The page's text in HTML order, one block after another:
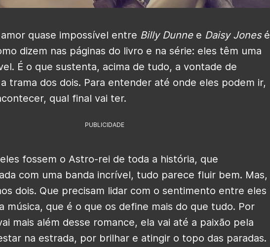
quase impossível entre Billy Dunnee Daisy Jonesé
dizem nas páginas do livro e na série: eles têm uma
É o que sustenta, acima de tudo, a vontade de
trama dos dois. Para entender até onde eles podem ir,
qual final vai ter.
PUBLICIDADE
fossem o Astro-rei de toda a história, que
com uma banda incrível, tudo parece fluir bem. Mas,
dois. Que precisam lidar com o sentimento entre eles
música, que é o que os define mais do que tudo. Por
mais além desse romance, ela vai até a paixão pela
na estrada, por brilhar e atingir o topo das paradas.